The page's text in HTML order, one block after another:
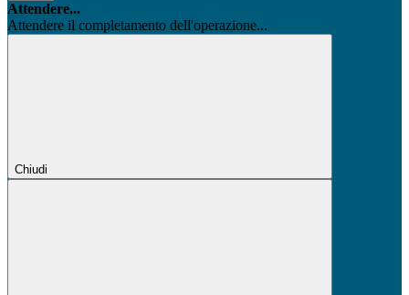
Attendere...
Attendere il completamento dell'operazione...
Chiudi